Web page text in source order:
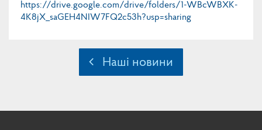
https://drive.google.com/drive/folders/1-WBcWBXK-
4K8jX_saGEH4NIW7FQ2c53h?usp=sharing
Наші новини